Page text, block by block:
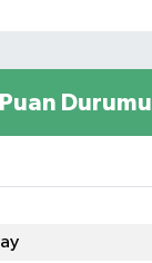
Durumu